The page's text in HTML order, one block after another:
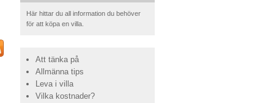
Här hittar du all information du behöver
för att köpa en villa.
Att tänka på
Allmänna tips
Leva i villa
Vilka kostnader?